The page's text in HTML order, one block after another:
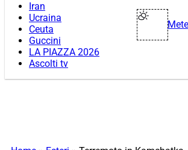
Iran
Ucraina
Ceuta
Guccini
LA PIAZZA 2026
Ascolti tv